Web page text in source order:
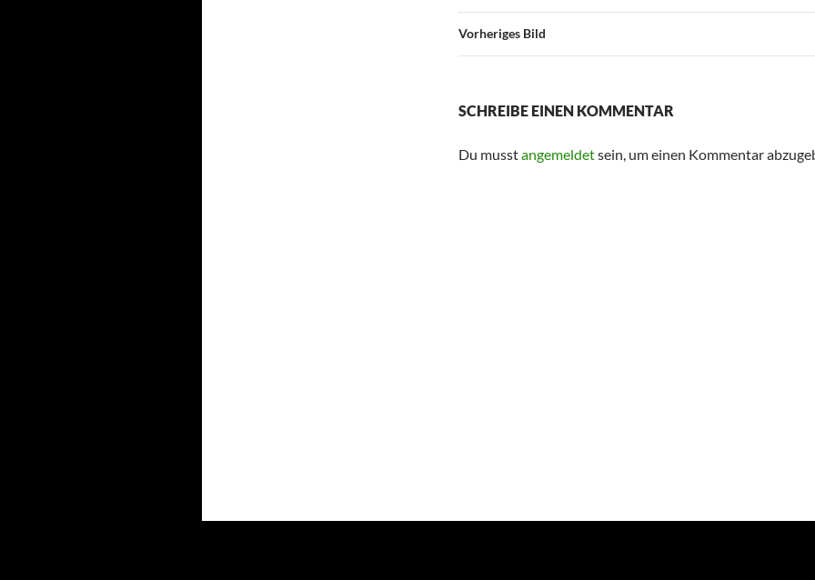
Vorheriges Bild
SCHREIBE EINEN KOMMENTAR
Du musstangemeldetsein, um einen Kommentar